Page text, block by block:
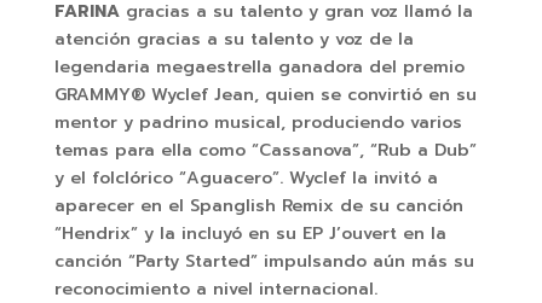
FARINA gracias a su talento y gran voz llamó la
atención gracias a su talento y voz de la
legendaria megaestrella ganadora del premio
GRAMMY® Wyclef Jean, quien se convirtió en su
mentor y padrino musical, produciendo varios
temas para ella como “Cassanova”, “Rub a Dub”
y el folclórico “Aguacero”. Wyclef la invitó a
aparecer en el Spanglish Remix de su canción
“Hendrix” y la incluyó en su EP J’ouvert en la
canción “Party Started” impulsando aún más su
reconocimiento a nivel internacional.